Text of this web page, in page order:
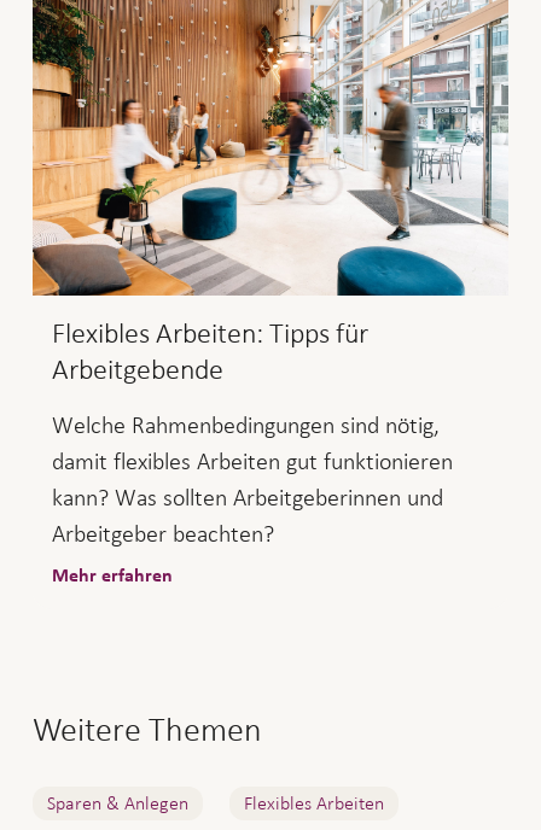
Flexibles Arbeiten: Tipps für
Arbeitgebende
Welche Rahmenbedingungen sind nötig,
damit flexibles Arbeiten gut funktionieren
kann? Was sollten Arbeitgeberinnen und
Arbeitgeber beachten?
Mehr erfahren
Weitere Themen
Sparen & Anlegen Flexibles Arbeiten